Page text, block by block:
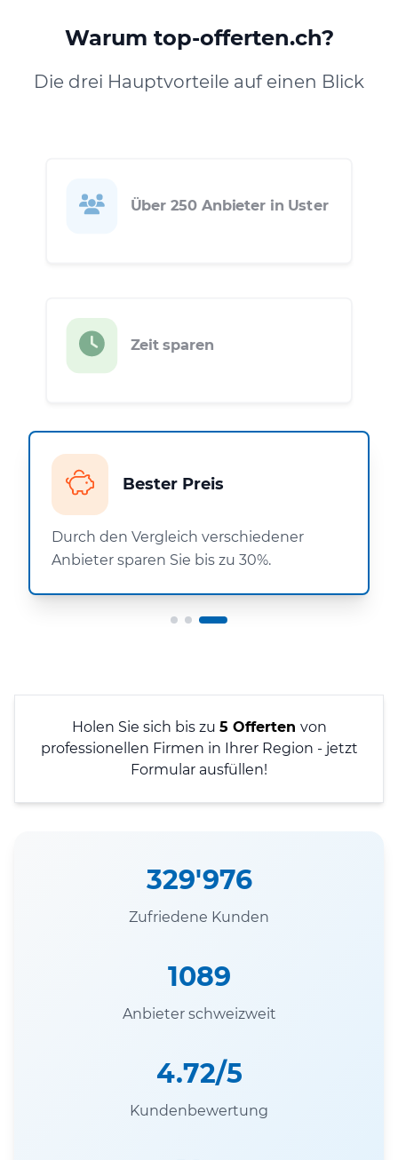
Warum top-offerten.ch?
Die drei Hauptvorteile auf einen Blick
Über 250 Anbieter in Uster
Zeit sparen
Bester Preis
Durch den Vergleich verschiedener
Anbieter sparen Sie bis zu 30%.
Holen Sie sich bis zu 5 Offerten von
professionellen Firmen in Ihrer Region - jetzt
Formular ausfüllen!
329'976
Zufriedene Kunden
1089
Anbieter schweizweit
4.72/5
Kundenbewertung